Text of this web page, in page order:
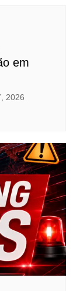
em
2026